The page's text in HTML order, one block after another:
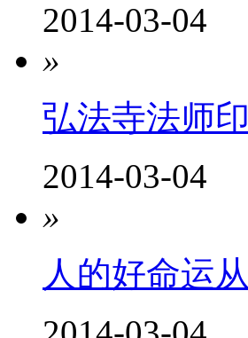
2014-03-04
»
弘法寺法师
2014-03-04
»
人的好命运